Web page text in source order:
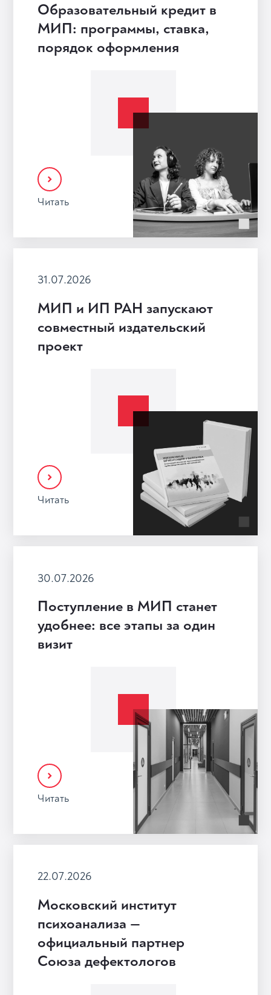
Образовательный кредит в
МИП: программы, ставка,
порядок оформления
Читать
31.07.2026
МИП и ИП РАН запускают
совместный издательский
проект
Читать
30.07.2026
Поступление в МИП станет
удобнее: все этапы за один
визит
Читать
22.07.2026
Московский институт
психоанализа —
официальный партнер
Союза дефектологов